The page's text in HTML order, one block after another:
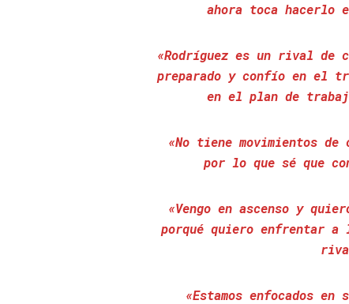
ahora toca hacerlo
«Rodríguez es un rival de
preparado y confío en el
en el plan de
«No tiene movimientos
por lo que sé que
«Vengo en ascenso y
porqué quiero enfrentar
«Estamos enfocados